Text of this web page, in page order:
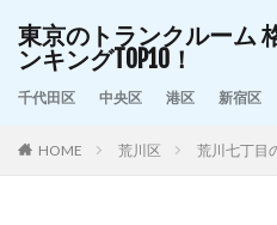
東京のトランクルーム
ンキングTOP10！
千代田区 中央区 港区 新宿区
HOME 荒川区 荒川七丁目